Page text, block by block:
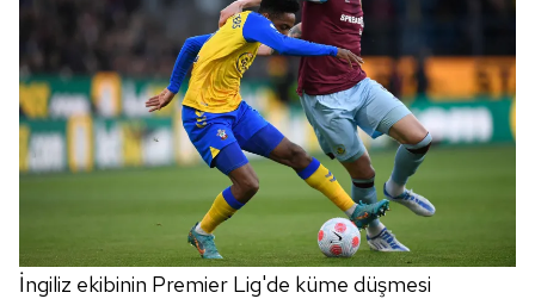
İngiliz ekibinin Premier Lig'de küme düşmesi